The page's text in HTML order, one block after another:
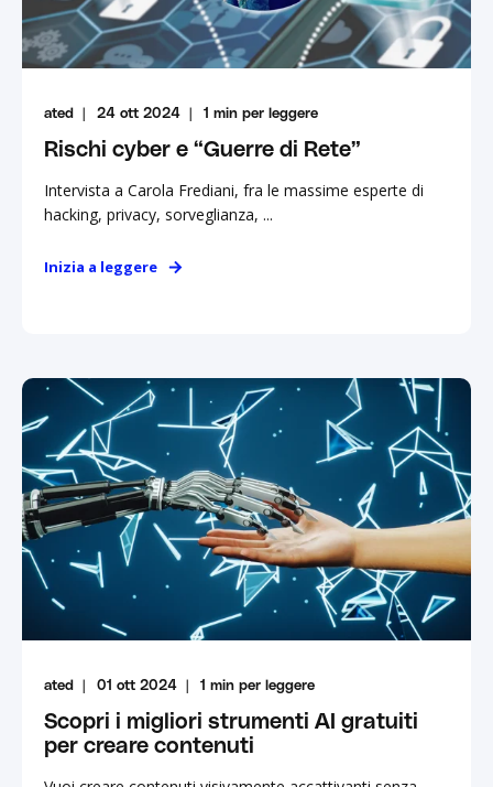
ated 24 ott 2024 1 min per leggere
Rischi cyber e “Guerre di Rete”
Intervista a Carola Frediani, fra le massime esperte di
hacking, privacy, sorveglianza, ...
Inizia a leggere
ated 01 ott 2024 1 min per leggere
Scopri i migliori strumenti AI gratuiti
per creare contenuti